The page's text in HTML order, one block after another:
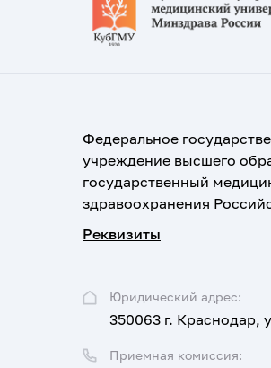
Федеральное
учреждение высшего
государственный
здравоохранения
Реквизиты
Юридический адрес:
350063 г.
Приемная комиссия: